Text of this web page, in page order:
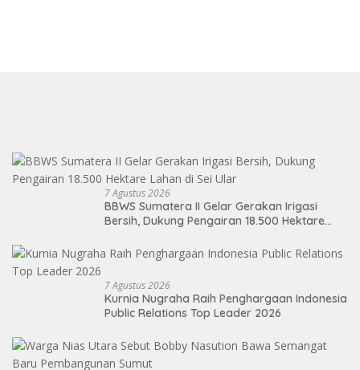
7 Agustus 2026
BBWS Sumatera II Gelar Gerakan Irigasi
Bersih, Dukung Pengairan 18.500 Hektare
7 Agustus 2026
Kurnia Nugraha Raih Penghargaan Indonesia
Public Relations Top Leader 2026